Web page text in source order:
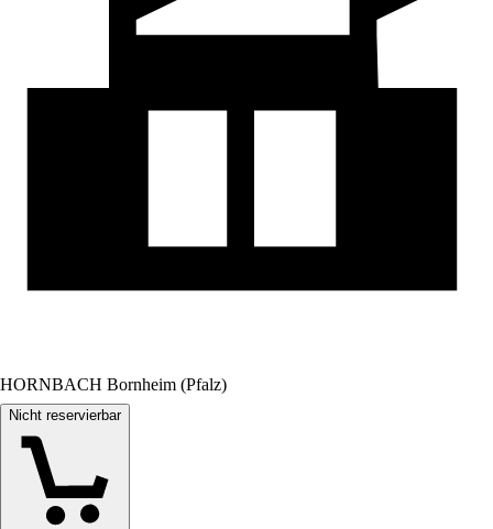
HORNBACH Bornheim (Pfalz)
Nicht reservierbar